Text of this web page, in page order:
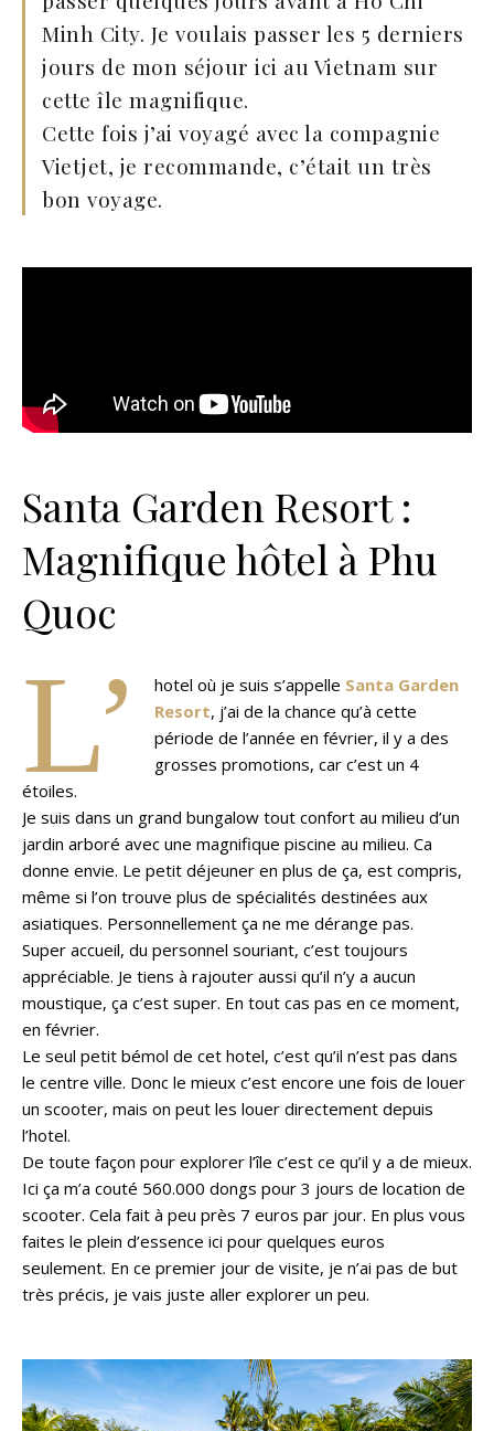
Minh City. Je voulais passer les 5 derniers
jours de mon séjour ici au Vietnam sur
cette île magnifique.
Cette fois j’ai voyagé avec la compagnie
Vietjet, je recommande, c’était un très
bon voyage.
Santa Garden Resort :
Magnifique hôtel à Phu
Quoc
L’ hotel où je suis s’appelle Santa Garden
Resort, j’ai de la chance qu’à cette
période de l’année en février, il y a des
grosses promotions, car c’est un 4
étoiles.
Je suis dans un grand bungalow tout confort au milieu d’un
jardin arboré avec une magnifique piscine au milieu. Ca
donne envie. Le petit déjeuner en plus de ça, est compris,
même si l’on trouve plus de spécialités destinées aux
asiatiques. Personnellement ça ne me dérange pas.
Super accueil, du personnel souriant, c’est toujours
appréciable. Je tiens à rajouter aussi qu’il n’y a aucun
moustique, ça c’est super. En tout cas pas en ce moment,
en février.
Le seul petit bémol de cet hotel, c’est qu’il n’est pas dans
le centre ville. Donc le mieux c’est encore une fois de louer
un scooter, mais on peut les louer directement depuis
l’hotel.
De toute façon pour explorer l’île c’est ce qu’il y a de mieux.
Ici ça m’a couté 560.000 dongs pour 3 jours de location de
scooter. Cela fait à peu près 7 euros par jour. En plus vous
faites le plein d’essence ici pour quelques euros
seulement. En ce premier jour de visite, je n’ai pas de but
très précis, je vais juste aller explorer un peu.